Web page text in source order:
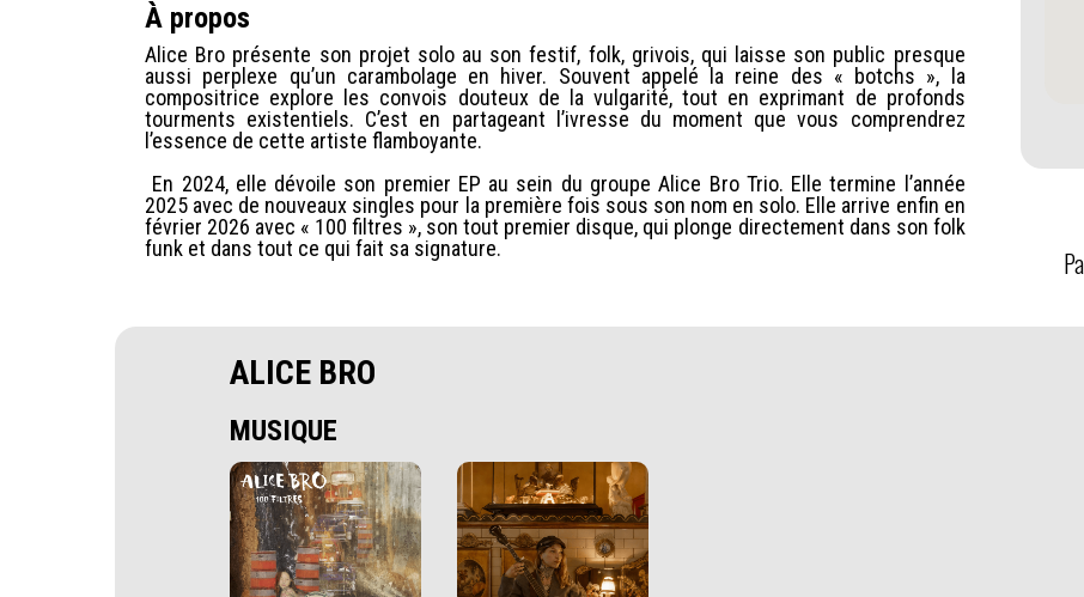
À propos
Alice Bro présente son projet solo au son festif, folk, grivois, qui laisse son public presque
aussi perplexe qu’un carambolage en hiver. Souvent appelé la reine des « botchs », la
compositrice explore les convois douteux de la vulgarité, tout en exprimant de profonds
tourments existentiels. C’est en partageant l’ivresse du moment que vous comprendrez
l’essence de cette artiste flamboyante.
En 2024, elle dévoile son premier EP au sein du groupe Alice Bro Trio. Elle termine l’année
2025 avec de nouveaux singles pour la première fois sous son nom en solo. Elle arrive enfin en
février 2026 avec « 100 filtres », son tout premier disque, qui plonge directement dans son folk
funk et dans tout ce qui fait sa signature.
ALICE BRO
MUSIQUE